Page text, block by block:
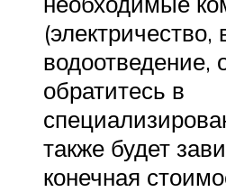
(электричество,
водоотведение,
обратитесь в
также будет
конечная